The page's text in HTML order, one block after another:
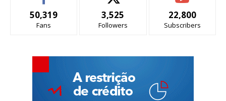
50,319
Fans
3,525
Followers
22,800
Subscribers